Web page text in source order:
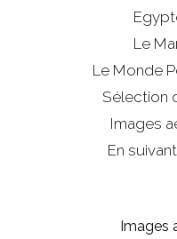
Le
Le Monde
Sélection
Images
En
Images